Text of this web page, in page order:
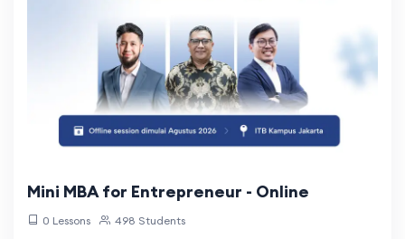
Mini MBA for Entrepreneur - Online
0 Lessons 498 Students